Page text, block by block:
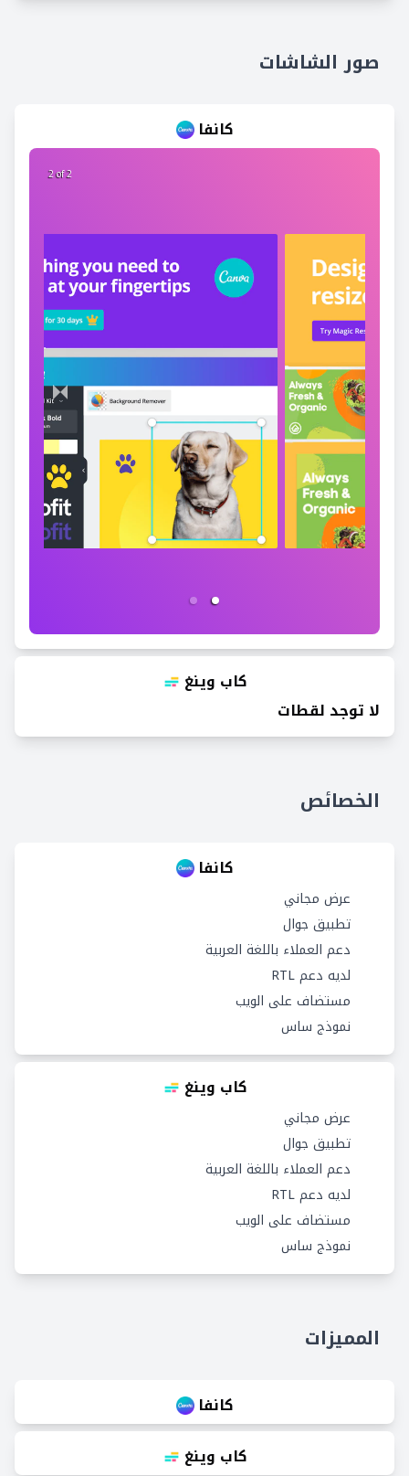
صور الشاشات
كانفا
2 of 2
كاب وينغ
لا توجد لقطات
الخصائص
كانفا
عرض مجاني
تطبيق جوال
دعم العملاء باللغة العربية
لديه دعم RTL
مستضاف على الويب
نموذج ساس
كاب وينغ
عرض مجاني
تطبيق جوال
دعم العملاء باللغة العربية
لديه دعم RTL
مستضاف على الويب
نموذج ساس
المميزات
كانفا
كاب وينغ